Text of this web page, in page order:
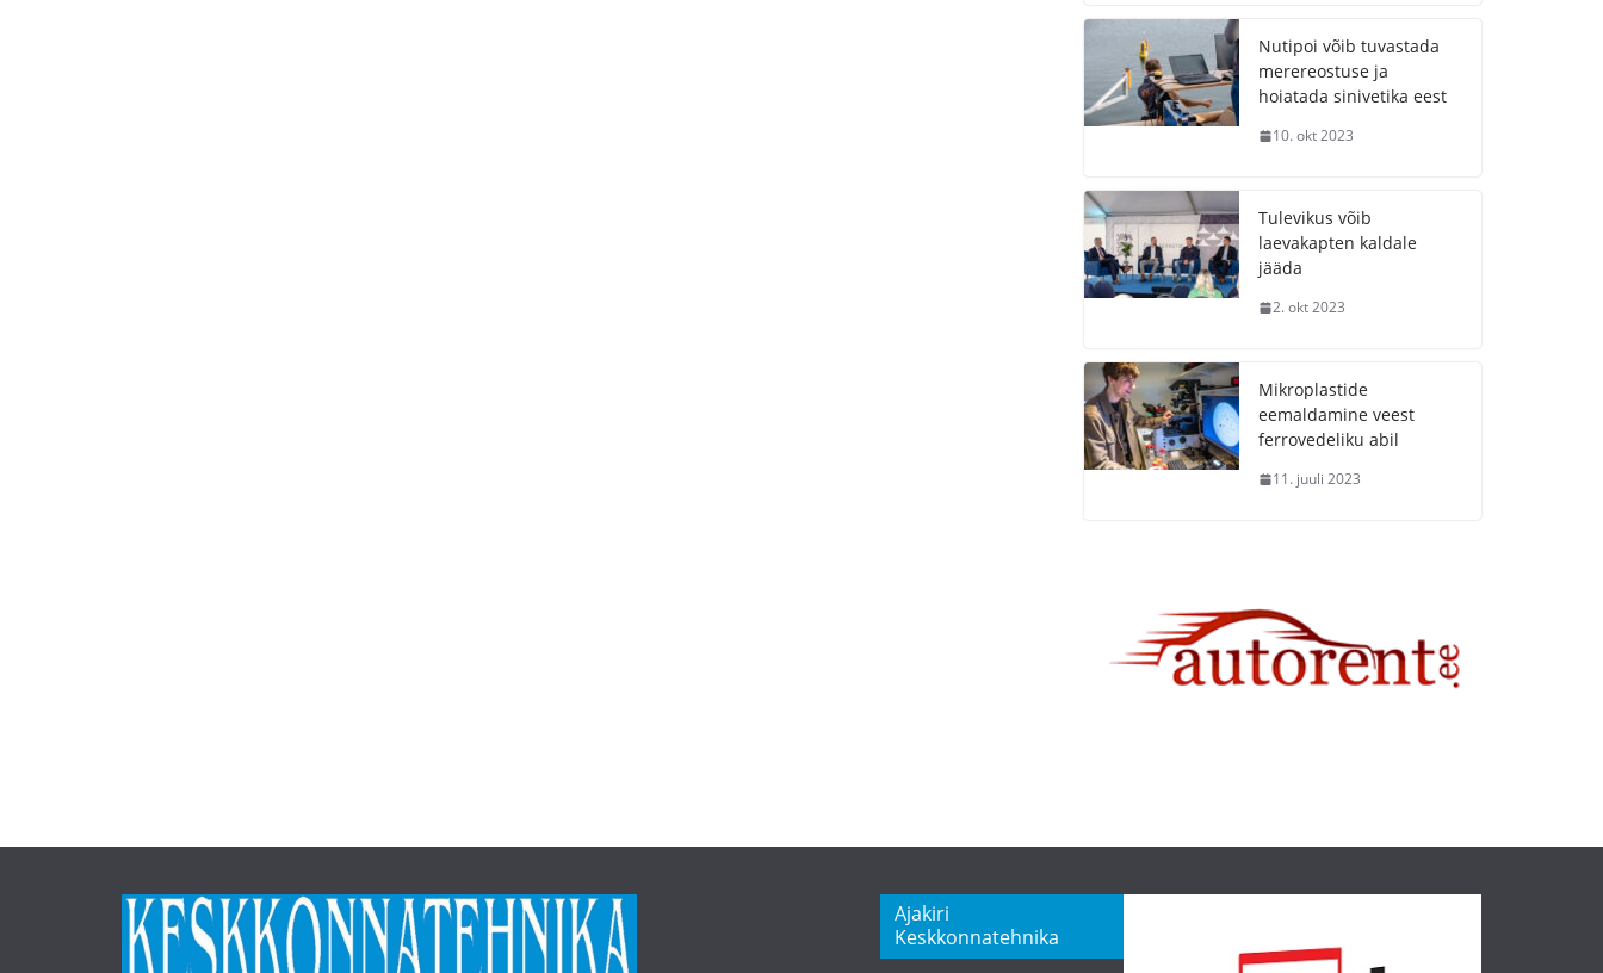
Nutipoi võib tuvastada
merereostuse ja
hoiatada sinivetika eest
10. okt 2023
Tulevikus võib
laevakapten kaldale
jääda
2. okt 2023
Mikroplastide
eemaldamine veest
ferrovedeliku abil
11. juuli 2023
Ajakiri
Keskkonnatehnika